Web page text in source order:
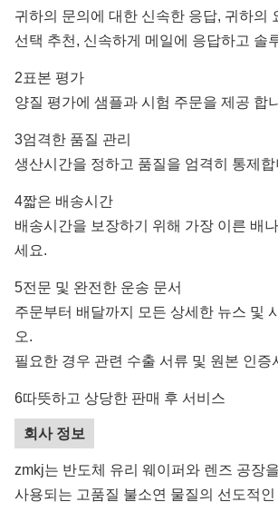
귀하의 문의에 대한 신속한 응답, 귀하의
선택 추천, 신속하게 메일에 응답하고 솔
2표본 평가
양질 평가에 샘플과 시험 주문을 제공 합
3엄격한 품질 관리
생산시간을 정하고 품질을 엄격히 통제합
4짧은 배송시간
배송시간을 보장하기 위해 가장 이른 배
세요.
5전문 및 완전한 운송 문서
주문부터 배달까지 모든 상세한 뉴스 및
오.
필요한 경우 관련 수출 서류 및 원본 인증
6따뜻하고 상당한 판매 후 서비스
회사 정보
zmkj는 반도체 유리 웨이퍼와 렌즈 공장
사용되는 고품질 불소연 물질의 선도적